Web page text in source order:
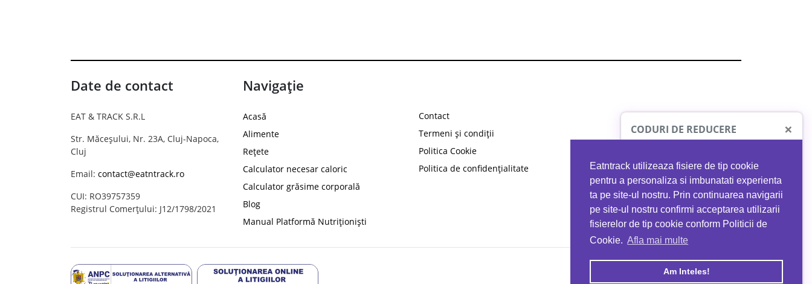
Eatntrack utilizeaza fisiere de tip cookie
pentru a personaliza si imbunatati experienta
ta pe site-ul nostru. Prin continuarea navigarii
pe site-ul nostru confirmi acceptarea utilizarii
fisierelor de tip cookie conform Politicii de
Cookie. Afla mai multe
Am Inteles!
Date de contact
EAT & TRACK S.R.L
Str. Măceșului, Nr. 23A, Cluj-Napoca,
Cluj
Email: contact@eatntrack.ro
CUI: RO39757359
Registrul Comerțului: J12/1798/2021
Navigație
Acasă
Alimente
Rețete
Calculator necesar caloric
Calculator grăsime corporală
Blog
Manual Platformă Nutriționiști
Contact
Termeni și condiții
Politica Cookie
Politica de confidențialitate
CODURI DE REDUCERE ×
PROTO41
reducere la orice comandă
EATNTRACK
MYPROTEIN
Ai40%reducere la orice comandă
folosind codul EATTRACK